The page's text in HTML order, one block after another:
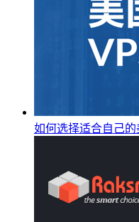
如何选择适合自己的